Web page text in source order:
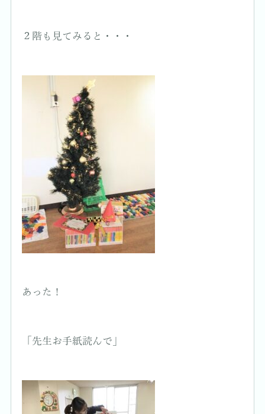
２階も見てみると・・・
あった！
「先生お手紙読んで」